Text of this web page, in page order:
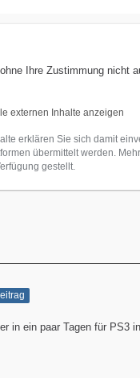
Ihre Zustimmung nicht
externen Inhalte anzeigen
erklären Sie sich damit
übermittelt werden.
gestellt.
in ein paar Tagen für PS3